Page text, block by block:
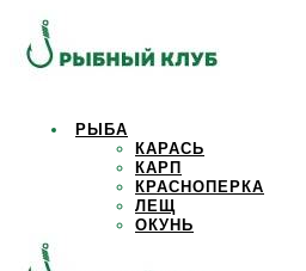
РЫБА
КАРАСЬ
КАРП
КРАСНОПЕРКА
ЛЕЩ
ОКУНЬ